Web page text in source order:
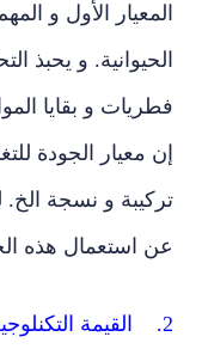
الأول و المهم
و يحبذ
و بقايا المواد
معيار الجودة
و نسجة الخ.
استعمال هذه الحبوب